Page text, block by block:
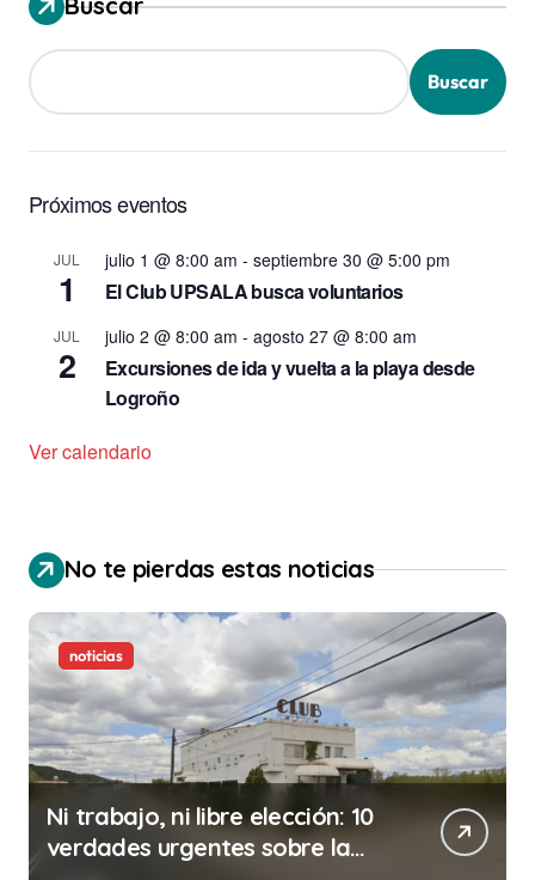
Buscar
Próximos eventos
JUL
1
julio 1 @ 8:00 am - septiembre 30 @ 5:00 pm
El Club UPSALA busca voluntarios
JUL
2
julio 2 @ 8:00 am - agosto 27 @ 8:00 am
Excursiones de ida y vuelta a la playa desde
Logroño
Ver calendario
No te pierdas estas noticias
noticias
Ni trabajo, ni libre elección: 10
verdades urgentes sobre la